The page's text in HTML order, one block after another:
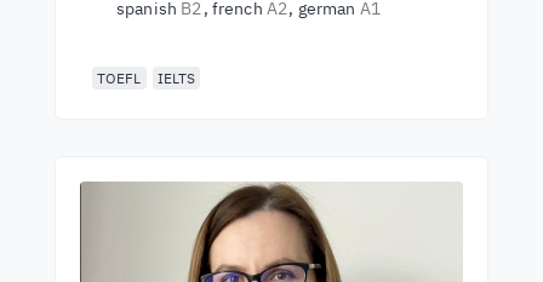
spanish B2 french A2 german A1
TOEFL IELTS